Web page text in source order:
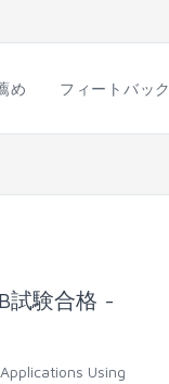
め フィートバック
試験合格 -
Using